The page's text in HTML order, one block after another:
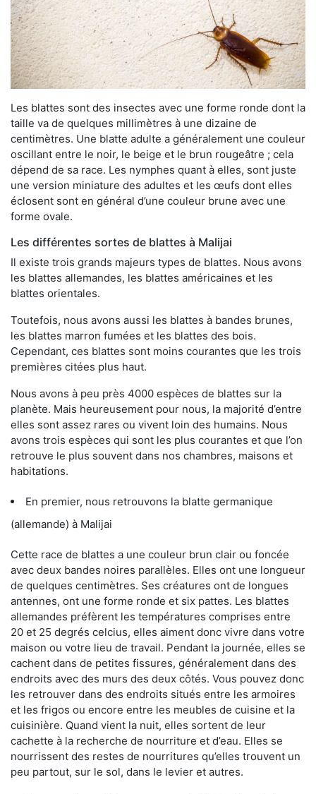
Les blattes sont des insectes avec une forme ronde dont la
taille va de quelques millimètres à une dizaine de
centimètres. Une blatte adulte a généralement une couleur
oscillant entre le noir, le beige et le brun rougeâtre ; cela
dépend de sa race. Les nymphes quant à elles, sont juste
une version miniature des adultes et les œufs dont elles
éclosent sont en général d’une couleur brune avec une
forme ovale.
Les différentes sortes de blattes à Malijai
Il existe trois grands majeurs types de blattes. Nous avons
les blattes allemandes, les blattes américaines et les
blattes orientales.
Toutefois, nous avons aussi les blattes à bandes brunes,
les blattes marron fumées et les blattes des bois.
Cependant, ces blattes sont moins courantes que les trois
premières citées plus haut.
Nous avons à peu près 4000 espèces de blattes sur la
planète. Mais heureusement pour nous, la majorité d’entre
elles sont assez rares ou vivent loin des humains. Nous
avons trois espèces qui sont les plus courantes et que l’on
retrouve le plus souvent dans nos chambres, maisons et
habitations.
En premier, nous retrouvons la blatte germanique
(allemande) à Malijai
Cette race de blattes a une couleur brun clair ou foncée
avec deux bandes noires parallèles. Elles ont une longueur
de quelques centimètres. Ses créatures ont de longues
antennes, ont une forme ronde et six pattes. Les blattes
allemandes préfèrent les températures comprises entre
20 et 25 degrés celcius, elles aiment donc vivre dans votre
maison ou votre lieu de travail. Pendant la journée, elles se
cachent dans de petites fissures, généralement dans des
endroits avec des murs des deux côtés. Vous pouvez donc
les retrouver dans des endroits situés entre les armoires
et les frigos ou encore entre les meubles de cuisine et la
cuisinière. Quand vient la nuit, elles sortent de leur
cachette à la recherche de nourriture et d’eau. Elles se
nourrissent des restes de nourritures qu’elles trouvent un
peu partout, sur le sol, dans le levier et autres.